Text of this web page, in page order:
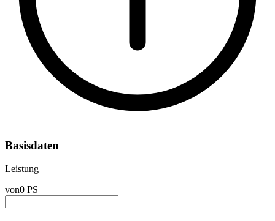
Basisdaten
Leistung
von0 PS